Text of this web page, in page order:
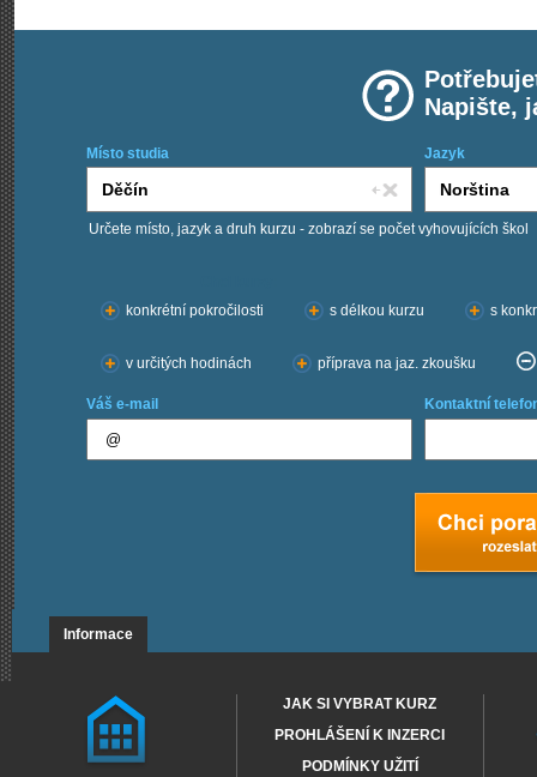
Napište,
Místo studia Jazyk
Určete místo, jazyk a druh kurzu - zobrazí se počet vyhovujících škol
konkrétní pokročilosti
s délkou kurzu s
v určitých hodinách příprava na jaz. zkoušku
Váš e-mail Kontaktní
Informace
JAK SI VYBRAT KURZ
PROHLÁŠENÍ K INZERCI
PODMÍNKY UŽITÍ